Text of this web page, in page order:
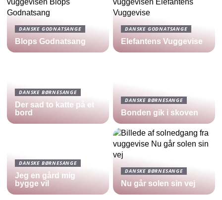
DANSKE GODNATSANGE
Blops Godnatsang
DANSKE GODNATSANGE
Elefantens Vuggevise
DANSKE BØRNESANGE
Der sad to katte på et
bord
DANSKE BØRNESANGE
Bonden gik i skoven
DANSKE BØRNESANGE
Jeg en gård mig
bygge vil
DANSKE BØRNESANGE
Nu går solen sin vej